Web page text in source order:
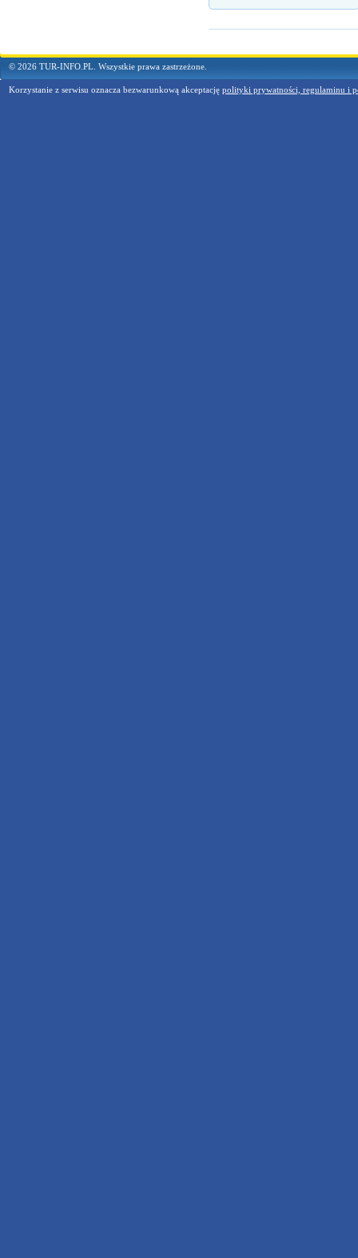
© 2026 TUR-INFO.PL. Wszystkie prawa zastrzeżone.
Korzystanie z serwisu oznacza bezwarunkową akceptację polityki prywatności, regulaminu i